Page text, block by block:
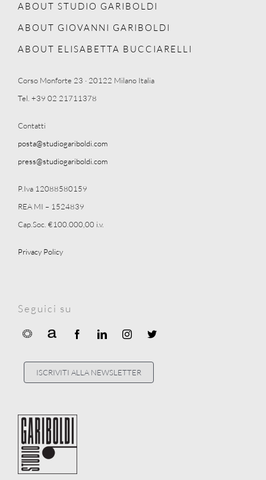
ABOUT STUDIO GARIBOLDI
ABOUT GIOVANNI GARIBOLDI
ABOUT ELISABETTA BUCCIARELLI
Corso Monforte 23 · 20122 Milano Italia
Tel. +39 02 21711378
Contatti
posta@studiogariboldi.com
press@studiogariboldi.com
P.Iva 12088580159
REA MI – 1524839
Cap.Soc. €100.000,00 i.v.
Privacy Policy
Seguici su
ISCRIVITI ALLA NEWSLETTER